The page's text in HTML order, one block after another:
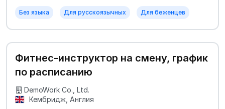
Без языка Для русскоязычных Для беженцев
Фитнес-инструктор на смену, график
по расписанию
DemoWork Co., Ltd.
Кембридж, Англия